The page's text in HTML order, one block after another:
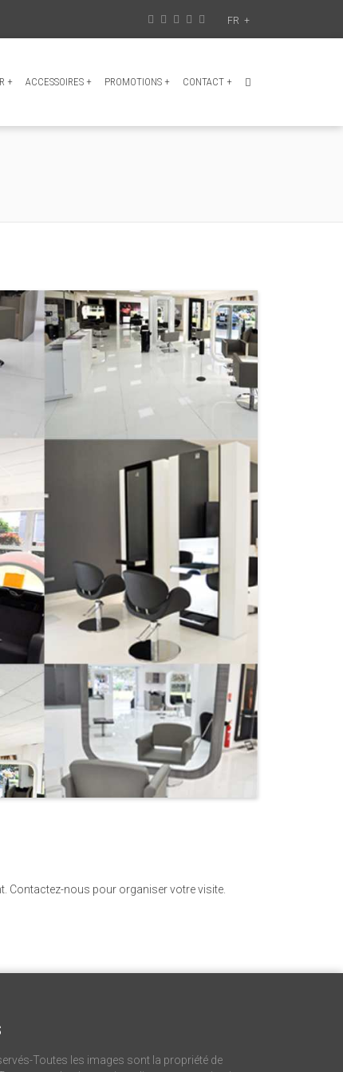
FR +
+ ACCESSOIRES + PROMOTIONS + CONTACT +
Contactez-nous pour organiser votre visite.
Toutes les images sont la propriété de